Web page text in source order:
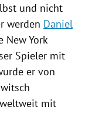
und nicht
werden Daniel
New York
Spieler mit
er von
mit